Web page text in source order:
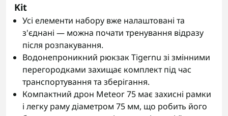
Kit
Усі елементи набору вже налаштовані та
з'єднані — можна почати тренування відразу
після розпакування.
Водонепроникний рюкзак Tigernu зі змінними
перегородками захищає комплект під час
транспортування та зберігання.
Компактний дрон Meteor 75 має захисні рамки
і легку раму діаметром 75 мм, що робить його